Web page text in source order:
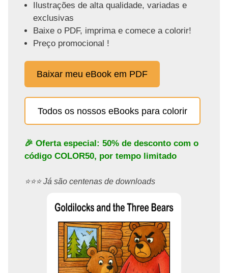
Ilustrações de alta qualidade, variadas e
exclusivas
Baixe o PDF, imprima e comece a colorir!
Preço promocional !
Baixar meu eBook em PDF
Todos os nossos eBooks para colorir
🎉 Oferta especial: 50% de desconto com o
código COLOR50, por tempo limitado
⭐️⭐️⭐️ Já são centenas de downloads